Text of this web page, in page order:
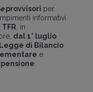
provvisori per
informativi
, in
dal 1° luglio
Legge di Bilancio
e